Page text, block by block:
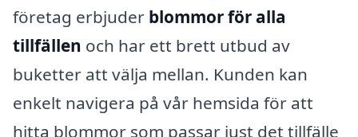
företag erbjuder blommor för alla
tillfällen och har ett brett utbud av
buketter att välja mellan. Kunden kan
enkelt navigera på vår hemsida för att
hitta blommor som passar just det tillfälle